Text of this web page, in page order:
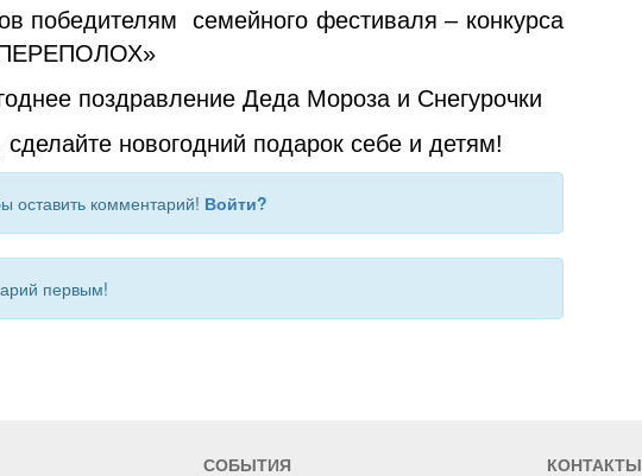
победителям семейного фестиваля – конкурса
поздравление Деда Мороза и Снегурочки
новогодний подарок себе и детям!
оставить комментарий! Войти?
первым!
СОБЫТИЯ КОНТАКТЫ